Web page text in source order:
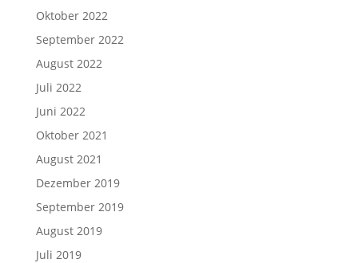
Oktober 2022
September 2022
August 2022
Juli 2022
Juni 2022
Oktober 2021
August 2021
Dezember 2019
September 2019
August 2019
Juli 2019